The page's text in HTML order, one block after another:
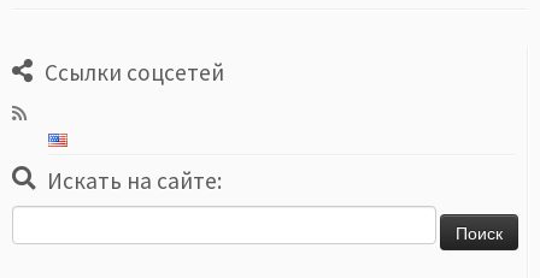
Ссылки соцсетей
Искать на сайте: